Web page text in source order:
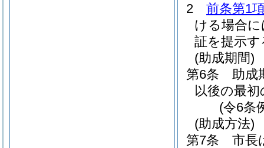
2
前条第1
ける場合
証を提示
(助成期間)
第6条
助成
以後の最
(令6条
(助成方法)
第7条
市長